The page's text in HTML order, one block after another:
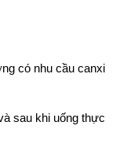
có nhu cầu canxi
sau khi uống thực